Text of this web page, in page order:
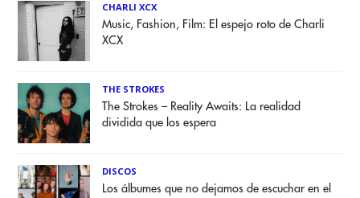
CHARLI XCX
Music, Fashion, Film: El espejo roto de Charli
XCX
THE STROKES
The Strokes – Reality Awaits: La realidad
dividida que los espera
DISCOS
Los álbumes que no dejamos de escuchar en el